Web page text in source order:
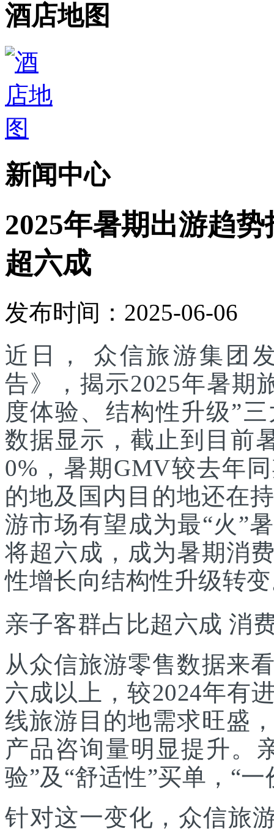
酒店地图
新闻中心
2025年暑期出游趋
超六成
发布时间：2025-06-06
近日， 众信旅游集团
告》，揭示2025年暑期
度体验、结构性升级”
数据显示，截止到目前
0%，暑期GMV较去年
的地及国内目的地还在
游市场有望成为最“火”
将超六成，成为暑期消
性增长向结构性升级转
亲子客群占比超六成 消
从众信旅游零售数据来
六成以上，较2024年有
线旅游目的地需求旺盛
产品咨询量明显提升。
验”及“舒适性”买单，“
针对这一变化，众信旅